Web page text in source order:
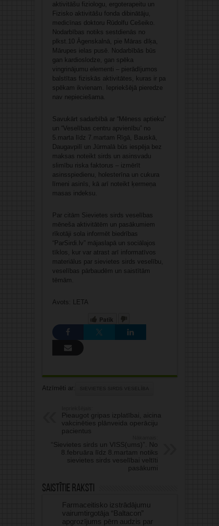
aktivitāšu fiziologu, ergoterapeitu un
Fizisko aktivitāšu fonda dibinātāju,
medicīnas doktoru Rūdolfu Cešeiko.
Nodarbības notiks sestdienās no
plkst.10 Āgenskalnā, pie Māras dīķa,
Mārupes ielas pusē. Nodarbībās būs
gan kardioslodze, gan spēka
vingrinājumu elementi – pierādījumos
balstītas fiziskās aktivitātes, kuras ir pa
spēkam ikvienam. Iepriekšējā pieredze
nav nepieciešama.
Savukārt sadarbībā ar “Mēness aptieku”
un “Veselības centru apvienību” no
5.marta līdz 7.martam Rīgā, Bauskā,
Daugavpilī un Jūrmalā būs iespēja bez
maksas noteikt sirds un asinsvadu
slimību riska faktorus – izmērīt
asinsspiedienu, holesterīna un cukura
līmeni asinīs, kā arī noteikt ķermeņa
masas indeksu.
Par citām Sievietes sirds veselības
mēneša aktivitātēm un pasākumiem
rīkotāji sola informēt biedrības
“ParSirdi.lv” mājaslapā un sociālajos
tīklos, kur var atrast arī informatīvos
materiālus par sievietes sirds veselību,
veselības pārbaudēm un saistītām
tēmām.
Avots: LETA
Patīk
Atzīmēti ar: SIEVIETES SIRDS VESELĪBA
Pieaugot gripas izplatībai, aicina
vakcinēties plānveida operāciju
pacientus
“Sievietes sirds un VISS(ums)”. No
8.februāra līdz 8.martam notiks
sievietes sirds veselībai veltīti
pasākumi
Saistītie raksti
Farmaceitisko izstrādājumu
vairumtirgotāja “Baltacon”
apgrozījums pērn audzis par